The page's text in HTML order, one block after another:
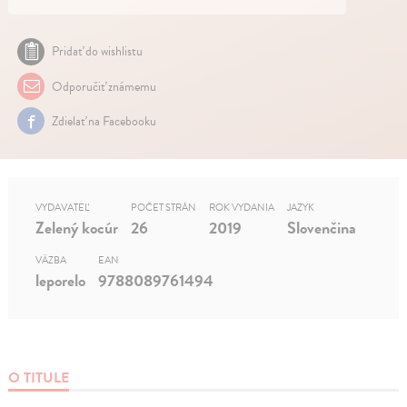
Pridať do wishlistu
Odporučiť známemu
Zdielať na Facebooku
O TITULE
VYDAVATEĽ
Zelený kocúr
POČET STRÁN
26
ROK VYDANIA
2019
JAZYK
Slovenčina
VÄZBA
leporelo
EAN
9788089761494